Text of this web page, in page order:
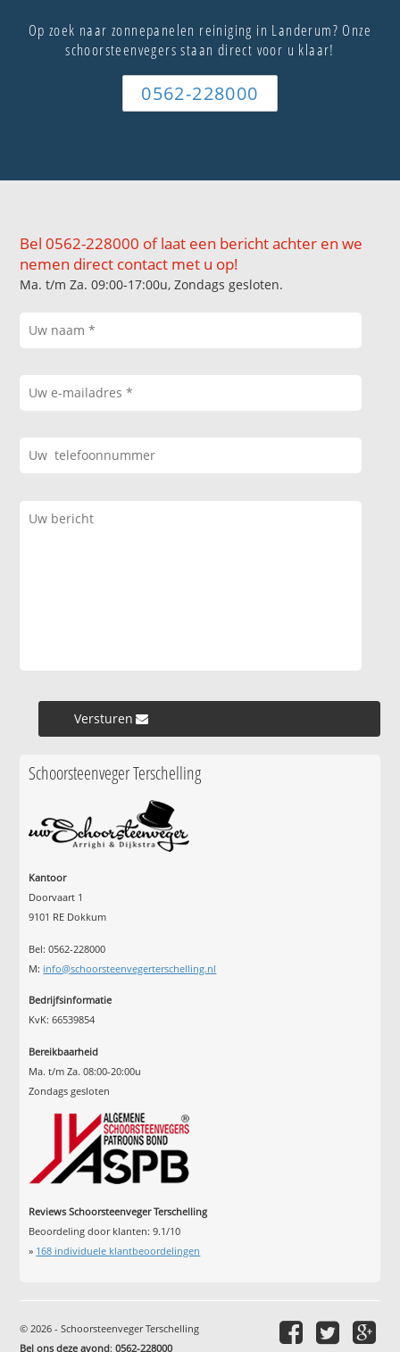
Op zoek naar zonnepanelen reiniging in Landerum? Onze
schoorsteenvegers staan direct voor u klaar!
0562-228000
Bel 0562-228000 of laat een bericht achter en we
nemen direct contact met u op!
Ma. t/m Za. 09:00-17:00u, Zondags gesloten.
Versturen »
Schoorsteenveger Terschelling
Kantoor
Doorvaart 1
9101 RE Dokkum
Bel: 0562-228000
M: info@schoorsteenvegerterschelling.nl
Bedrijfsinformatie
KvK: 66539854
Bereikbaarheid
Ma. t/m Za. 08:00-20:00u
Zondags gesloten
Reviews Schoorsteenveger Terschelling
Beoordeling door klanten:9.1/10
» 168 individuele klantbeoordelingen
© 2026 - Schoorsteenveger Terschelling
Bel ons deze avond:0562-228000